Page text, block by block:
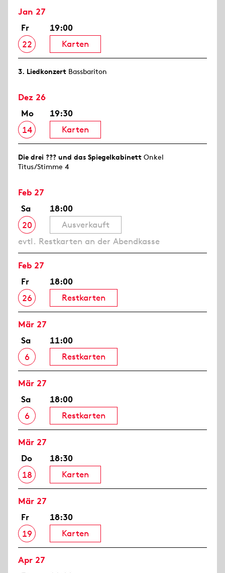
Jan 27
Fr
22
19:00
Karten
3. Lied­konzert Bassbariton
Dez 26
Mo
14
19:30
Karten
Die drei ??? und das Spiegelkabinett Onkel
Titus/Stimme 4
Feb 27
Sa
20
18:00
Ausverkauft
evtl. Restkarten an der Abendkasse
Feb 27
Fr
26
18:00
Restkarten
Mär 27
Sa
6
11:00
Restkarten
Mär 27
Sa
6
18:00
Restkarten
Mär 27
Do
18
18:30
Karten
Mär 27
Fr
19
18:30
Karten
Apr 27